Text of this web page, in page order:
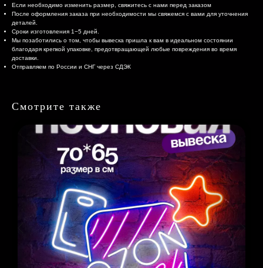
Если необходимо изменить размер, свяжитесь с нами перед заказом
После оформления заказа при необходимости мы свяжемся с вами для уточнения
деталей.
Сроки изготовления 1−5 дней.
Мы позаботились о том, чтобы вывеска пришла к вам в идеальном состоянии
благодаря крепкой упаковке, предотвращающей любые повреждения во время
доставки.
Отправляем по России и СНГ через СДЭК
Смотрите также